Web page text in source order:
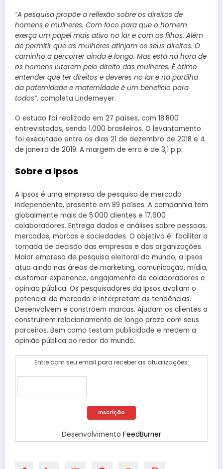
“A pesquisa propõe a reflexão sobre os direitos de
homens e mulheres. Com foco para que o homem
exerça um papel mais ativo no lar e com os filhos. Além
de permitir que as mulheres atinjam os seus direitos. O
caminho a percorrer ainda é longo. Mas está na hora de
os homens lutarem pelo direito das mulheres. É ótimo
entender que ter direitos e deveres no lar e na partilha
da paternidade e maternidade é um benefício para
todos”, completa Lindemeyer.
O estudo foi realizado em 27 países, com 18.800
entrevistados, sendo 1.000 brasileiros. O levantamento
foi executado entre os dias 21 de dezembro de 2018 e 4
de janeiro de 2019. A margem de erro é de 3,1 p.p.
Sobre a Ipsos
A Ipsos é uma empresa de pesquisa de mercado
independente, presente em 89 países. A companhia tem
globalmente mais de 5.000 clientes e 17.600
colaboradores. Entrega dados e análises sobre pessoas,
mercados, marcas e sociedades. O objetivo é facilitar a
tomada de decisão das empresas e das organizações.
Maior empresa de pesquisa eleitoral do mundo, a Ipsos
atua ainda nas áreas de marketing, comunicação, mídia,
customer experience, engajamento de colaboradores e
opinião pública. Os pesquisadores da Ipsos avaliam o
potencial do mercado e interpretam as tendências.
Desenvolvem e constroem marcas. Ajudam os clientes a
construírem relacionamento de longo prazo com seus
parceiros. Bem como testam publicidade e medem a
opinião pública ao redor do mundo.
Entre com seu email para receber as atualizações:
Desenvolvimento FeedBurner